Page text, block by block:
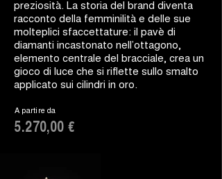
preziosità. La storia del brand diventa
racconto della femminilità e delle sue
molteplici sfaccettature: il pavè di
diamanti incastonato nell’ottagono,
elemento centrale del bracciale, crea un
gioco di luce che si riflette sullo smalto
applicato sui cilindri in oro.
A partire da
5.270,00 €